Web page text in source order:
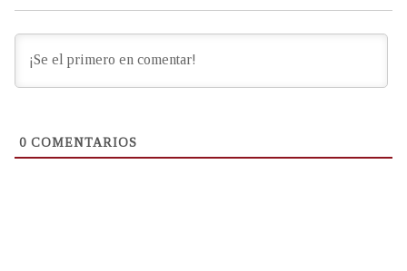
0 COMENTARIOS